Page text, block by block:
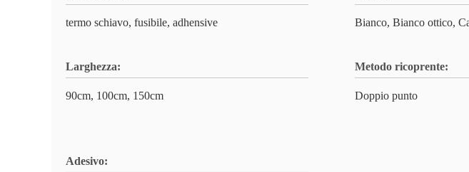
termo schiavo, fusibile, adhensive Bianco, Bianco ottico,
Larghezza:
90cm, 100cm, 150cm
Metodo ricoprente:
Doppio punto
Adesivo: